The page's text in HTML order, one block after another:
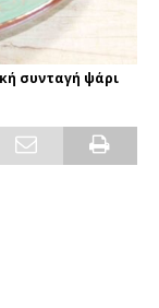
συνταγή ψάρι